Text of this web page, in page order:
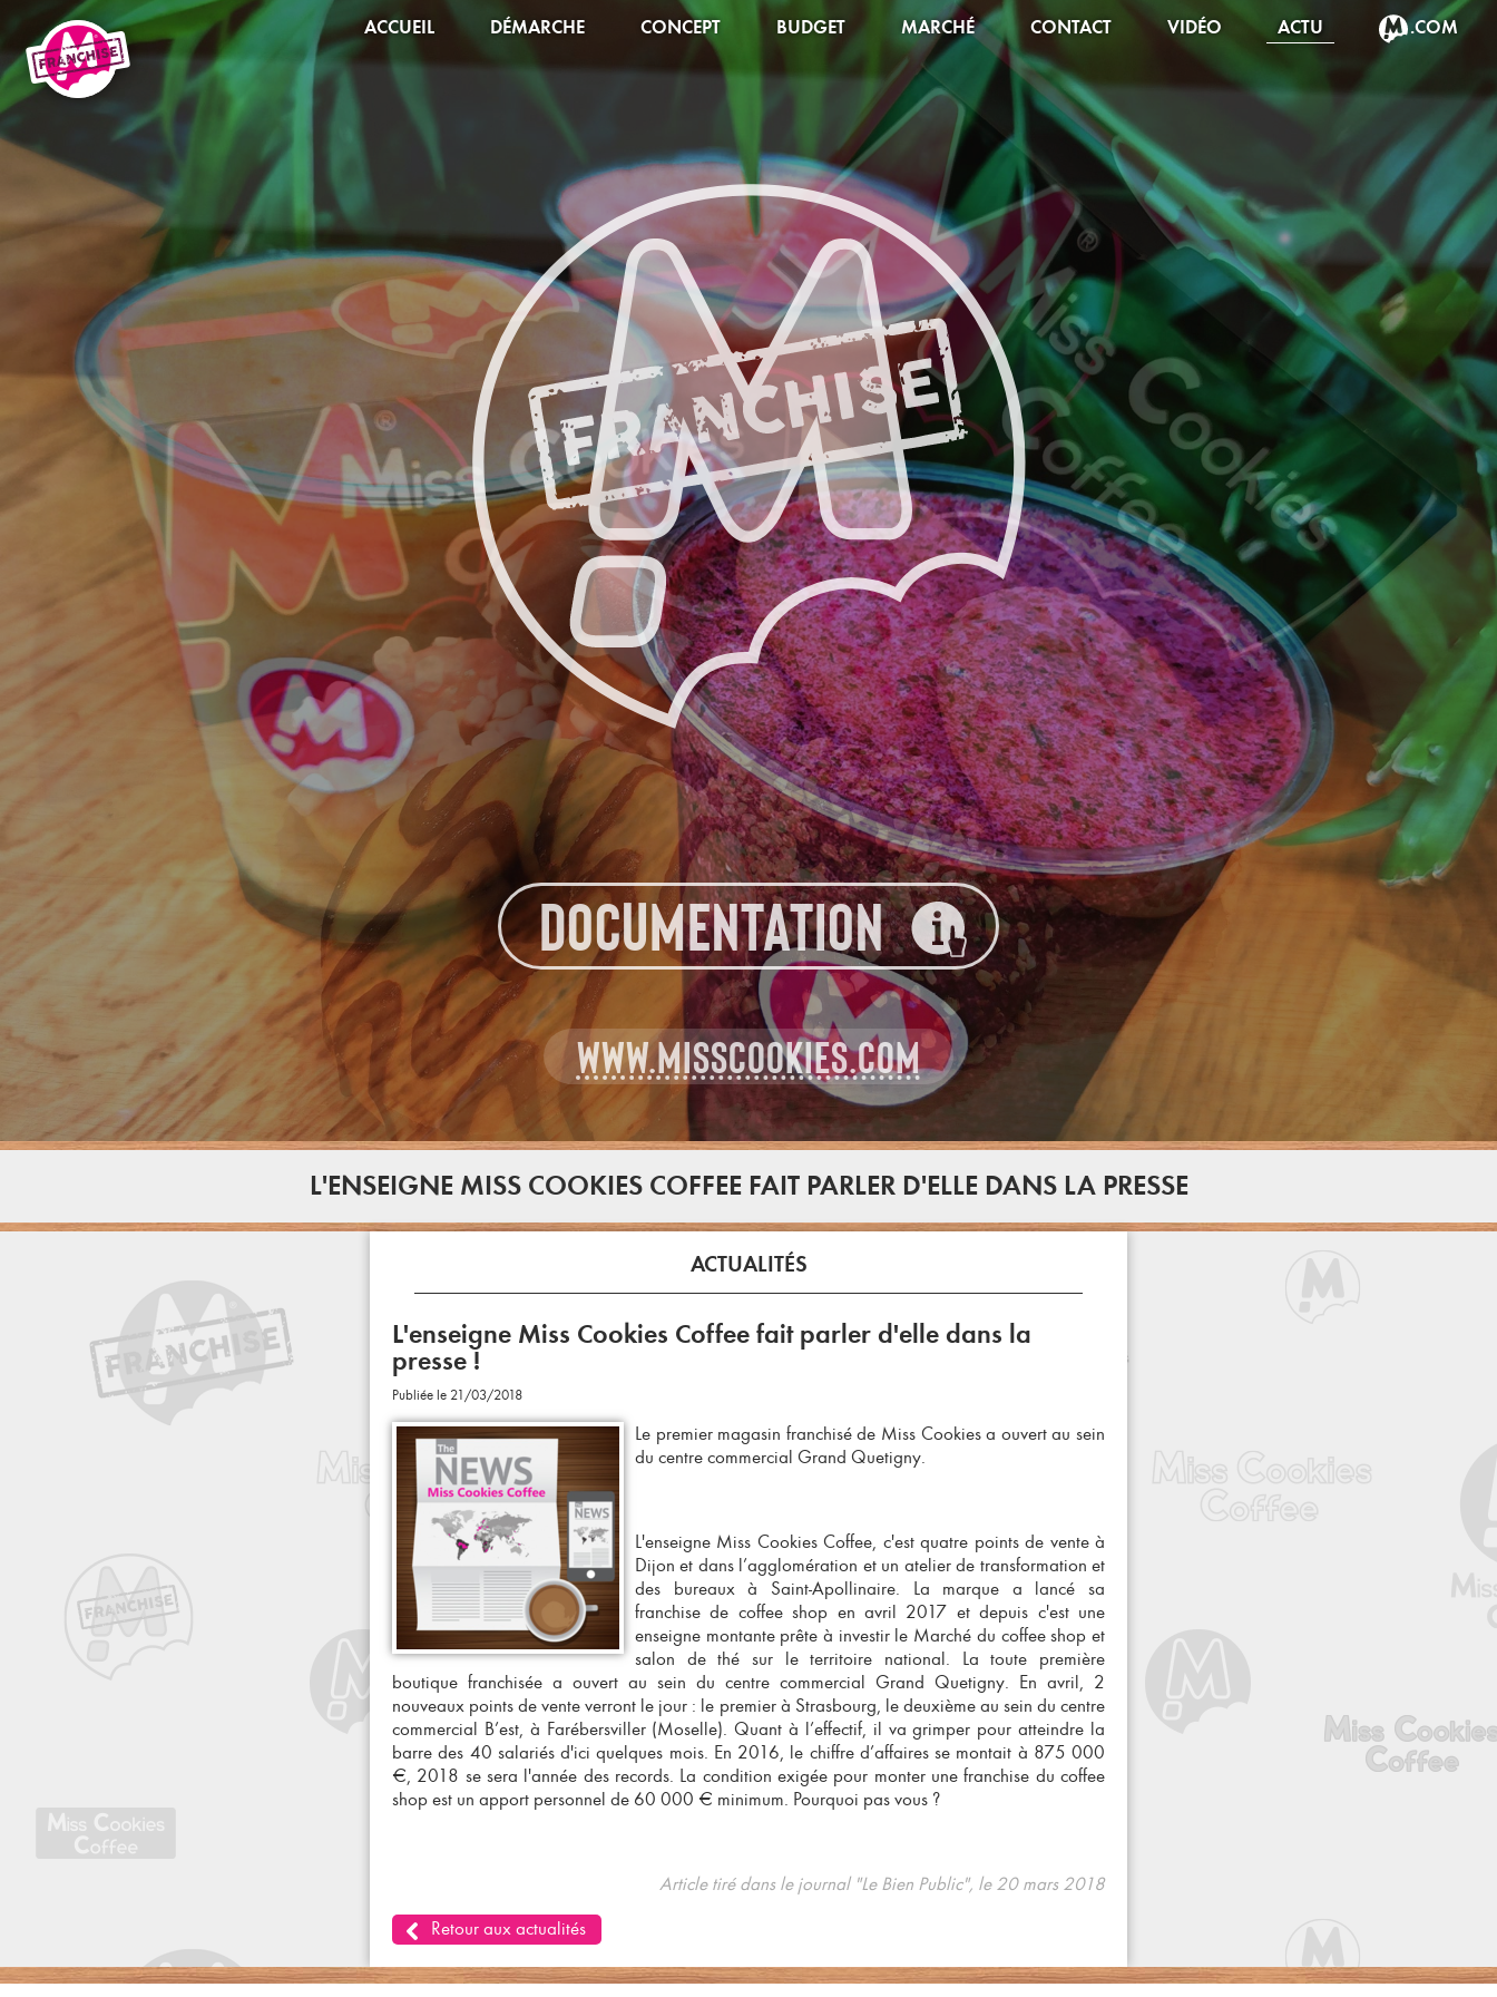
ACCUEIL DÉMARCHE CONCEPT BUDGET MARCHÉ CONTACT VIDÉO ACTU .COM
DOCUMENTATION
WWW.MISSCOOKIES.COM
L'ENSEIGNE MISS COOKIES COFFEE FAIT PARLER D'ELLE DANS LA PRESSE
ACTUALITÉS
L'enseigne Miss Cookies Coffee fait parler d'elle dans la
presse !
Publiée le 21/03/2018
Le premier magasin franchisé de Miss Cookies a ouvert au sein
du centre commercial Grand Quetigny.
L'enseigne Miss Cookies Coffee, c'est quatre points de vente à
Dijon et dans l’agglomération et un atelier de transformation et
des bureaux à Saint-Apollinaire. La marque a lancé sa
franchise de coffee shop en avril 2017 et depuis c'est une
enseigne montante prête à investir le Marché du coffee shop et
salon de thé sur le territoire national. La toute première
boutique franchisée a ouvert au sein du centre commercial Grand Quetigny. En avril, 2
nouveaux points de vente verront le jour : le premier à Strasbourg, le deuxième au sein du centre
commercial B’est, à Farébersviller (Moselle). Quant à l’effectif, il va grimper pour atteindre la
barre des 40 salariés d'ici quelques mois. En 2016, le chiffre d’affaires se montait à 875 000
€, 2018 se sera l'année des records. La condition exigée pour monter unefranchise du coffee
shop est un apport personnel de 60 000 € minimum. Pourquoi pas vous ?
Article tiré dans le journal "Le Bien Public", le 20 mars 2018
Retour aux actualités